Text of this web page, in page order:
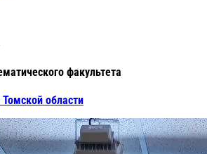
факультета
области